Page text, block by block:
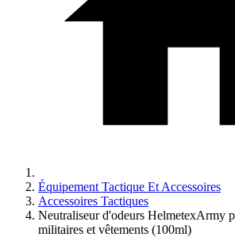
Équipement Tactique Et Accessoires
Accessoires Tactiques
Neutraliseur d'odeurs HelmetexArmy
militaires et vêtements (100ml)